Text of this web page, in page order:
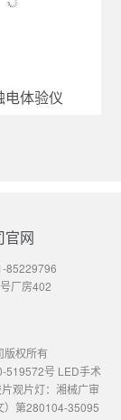
电体验仪
官网
85229796
厂房402
版权所有
519572号 LED手术
观片灯：湘械广审
）第280104-35095